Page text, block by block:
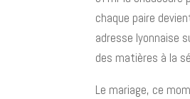
chaque paire
adresse lyonnaise
des matières à la
Le mariage, ce